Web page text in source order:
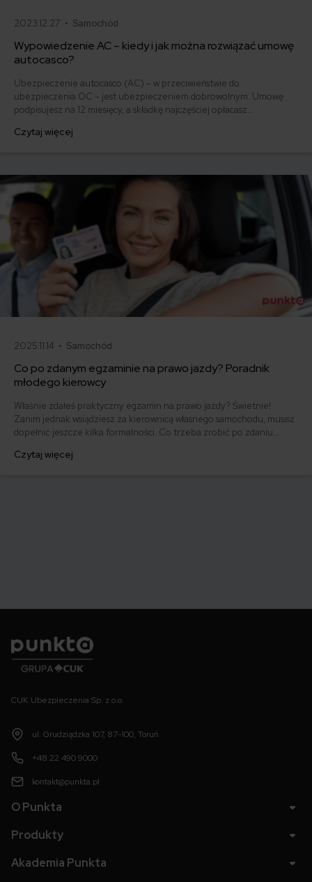
2023.12.27 • Samochód
Wypowiedzenie AC – kiedy i jak można rozwiązać umowę
autocasco?
Ubezpieczenie autocasco (AC) – w przeciwieństwie do
ubezpieczenia OC – jest ubezpieczeniem dobrowolnym. Umowę
podpisujesz na 12 miesięcy, a składkę najczęściej opłacasz
ofertę lub zdecydowałeś się sprzedać samochód w trakcie trwania
Czytaj więcej
2025.11.14 • Samochód
Co po zdanym egzaminie na prawo jazdy? Poradnik
młodego kierowcy
Właśnie zdałeś praktyczny egzamin na prawo jazdy? Świetnie!
Zanim jednak wsiądziesz za kierownicą własnego samochodu, musisz
dopełnić jeszcze kilka formalności. Co trzeba zrobić po zdaniu
którym szybko załatwisz sprawy urzędowe i będziesz mógł prowadzić
Czytaj więcej
CUK Ubezpieczenia Sp. z o.o.
ul. Grudziądzka 107, 87-100, Toruń
+48 22 490 9000
kontakt@punkta.pl
O Punkta
Produkty
Akademia Punkta